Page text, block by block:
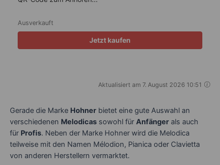
Ausverkauft
Jetzt kaufen
Aktualisiert am 7. August 2026 10:51
Gerade die Marke Hohner bietet eine gute Auswahl an
verschiedenen Melodicas sowohl für Anfänger als auch
für Profis. Neben der Marke Hohner wird die Melodica
teilweise mit den Namen Mélodion, Pianica oder Clavietta
von anderen Herstellern vermarktet.